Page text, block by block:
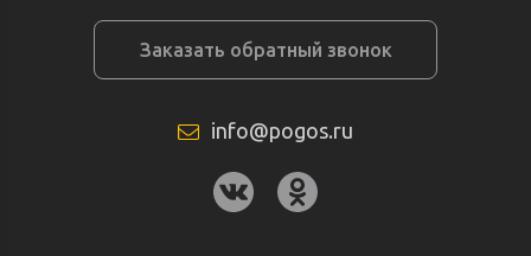
Заказать обратный звонок
info@pogos.ru